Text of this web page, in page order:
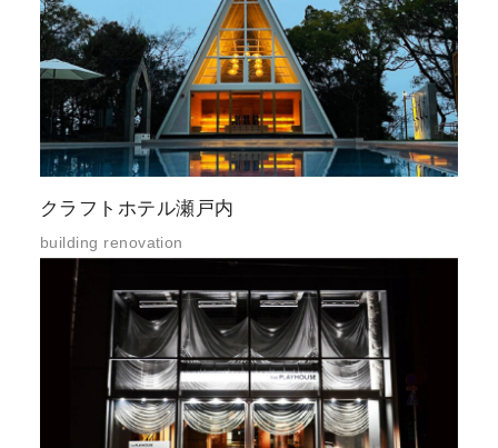
クラフトホテル瀬戸内
building renovation